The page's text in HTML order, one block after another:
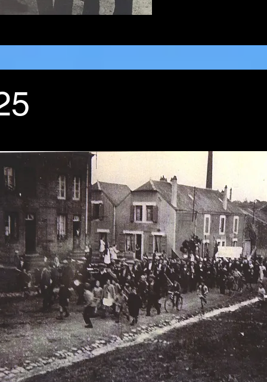
à vivier-au-court, passant devant la fonderie Bernard-HUET
dans le contexte de la victoire du Front Populaire en
6 sièges de députés. Cette photo représente un
qui a sa tête un maire communiste depuis mai 1935,
est un bourg qui compte plusieurs fonderies de
devant laquelle passent ces manifestants, hommes et
Dans les Ardennes, le mouvement de grève a
Il se déroule en juin.